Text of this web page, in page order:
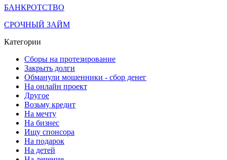
БАНКРОТСТВО
СРОЧНЫЙ ЗАЙМ
Категории
Сборы на протезирование
Закрыть долги
Обманули мошенники - сбор денег
На онлайн проект
Другое
Возьму кредит
На мечту
На бизнес
Ищу спонсора
На подарок
На детей